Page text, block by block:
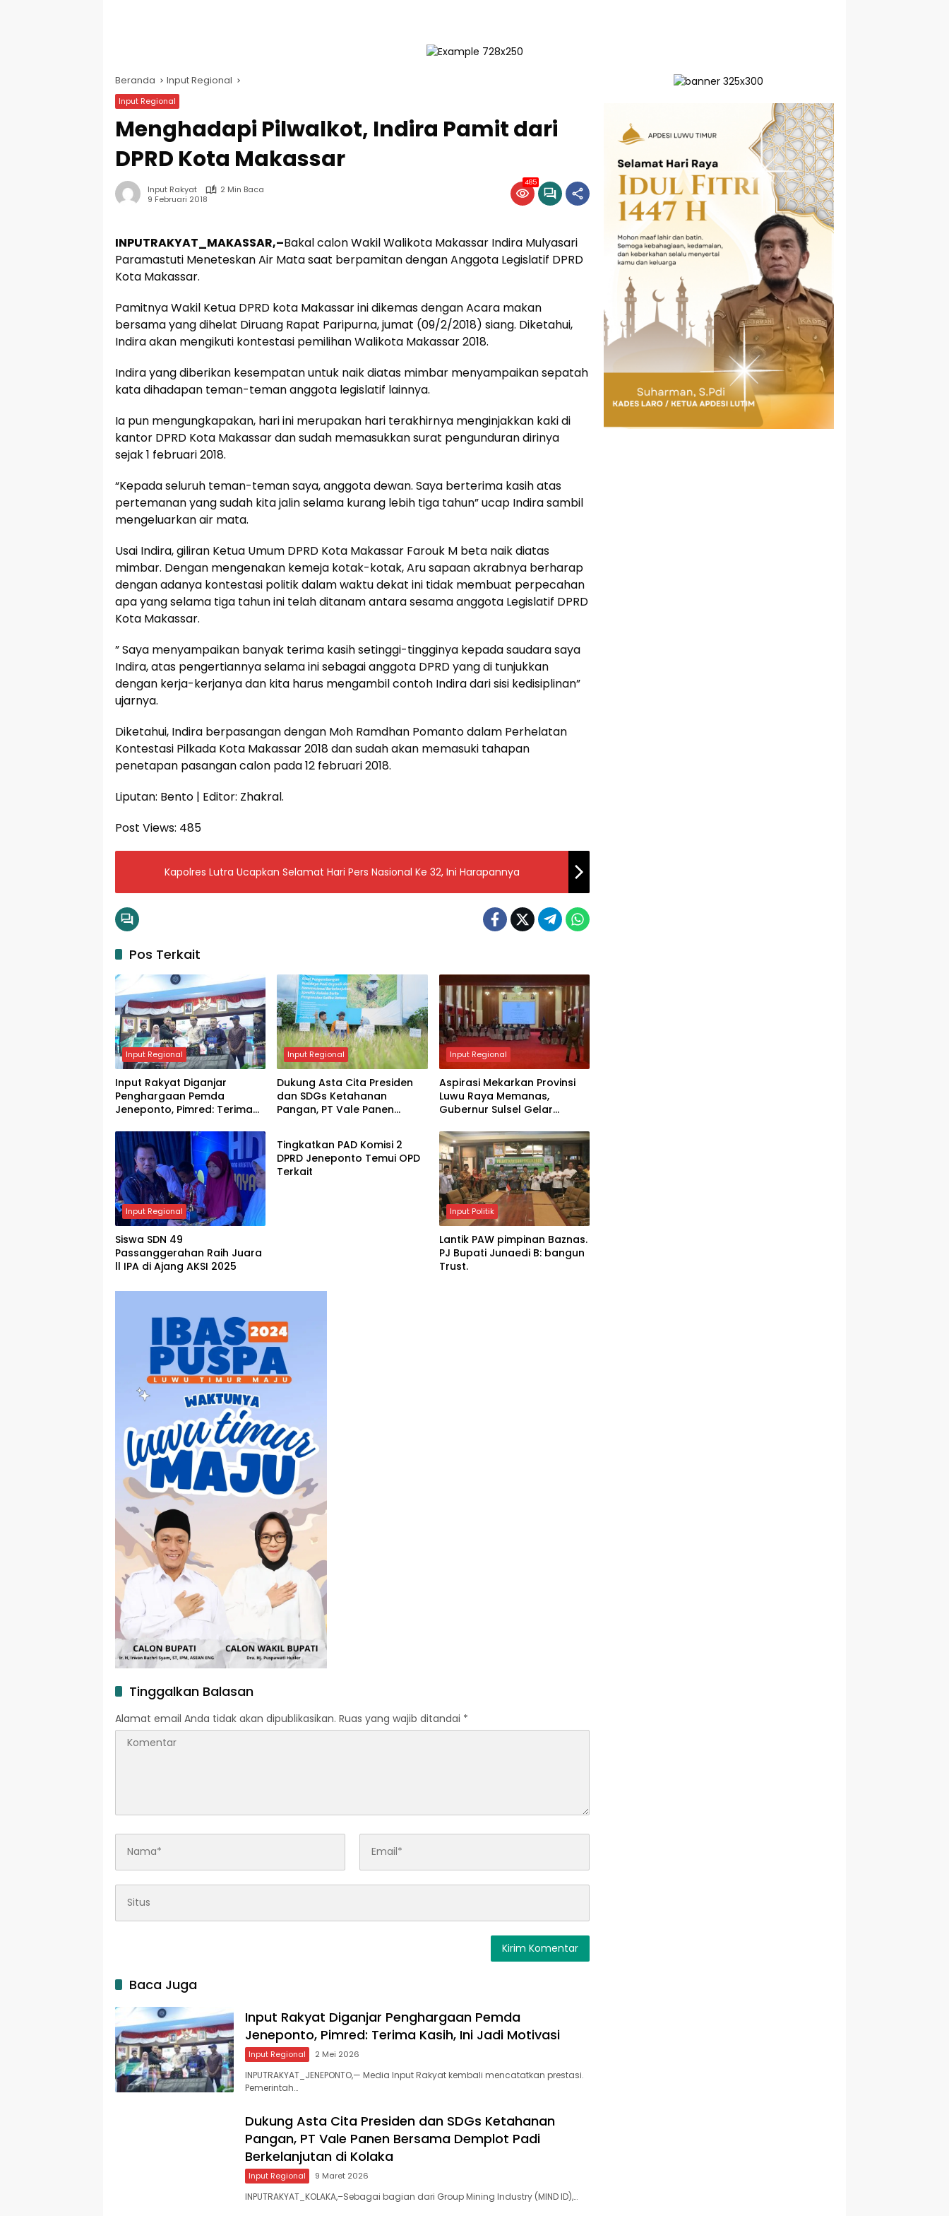
Beranda Input Regional
Input Regional
Menghadapi Pilwalkot, Indira Pamit dari
DPRD Kota Makassar
Input Rakyat
2 Min Baca
9 Februari 2018
485
INPUTRAKYAT_MAKASSAR,–Bakal calon Wakil Walikota Makassar Indira Mulyasari
Paramastuti Meneteskan Air Mata saat berpamitan dengan Anggota Legislatif DPRD
Kota Makassar.
Pamitnya Wakil Ketua DPRD kota Makassar ini dikemas dengan Acara makan
bersama yang dihelat Diruang Rapat Paripurna, jumat (09/2/2018) siang. Diketahui,
Indira akan mengikuti kontestasi pemilihan Walikota Makassar 2018.
Indira yang diberikan kesempatan untuk naik diatas mimbar menyampaikan sepatah
kata dihadapan teman-teman anggota legislatif lainnya.
Ia pun mengungkapakan, hari ini merupakan hari terakhirnya menginjakkan kaki di
kantor DPRD Kota Makassar dan sudah memasukkan surat pengunduran dirinya
sejak 1 februari 2018.
“Kepada seluruh teman-teman saya, anggota dewan. Saya berterima kasih atas
pertemanan yang sudah kita jalin selama kurang lebih tiga tahun” ucap Indira sambil
mengeluarkan air mata.
Usai Indira, giliran Ketua Umum DPRD Kota Makassar Farouk M beta naik diatas
mimbar. Dengan mengenakan kemeja kotak-kotak, Aru sapaan akrabnya berharap
dengan adanya kontestasi politik dalam waktu dekat ini tidak membuat perpecahan
apa yang selama tiga tahun ini telah ditanam antara sesama anggota Legislatif DPRD
Kota Makassar.
” Saya menyampaikan banyak terima kasih setinggi-tingginya kepada saudara saya
Indira, atas pengertiannya selama ini sebagai anggota DPRD yang di tunjukkan
dengan kerja-kerjanya dan kita harus mengambil contoh Indira dari sisi kedisiplinan”
ujarnya.
Diketahui, Indira berpasangan dengan Moh Ramdhan Pomanto dalam Perhelatan
Kontestasi Pilkada Kota Makassar 2018 dan sudah akan memasuki tahapan
penetapan pasangan calon pada 12 februari 2018.
Liputan: Bento | Editor: Zhakral.
Post Views: 485
Kapolres Lutra Ucapkan Selamat Hari Pers Nasional Ke 32, Ini Harapannya
Pos Terkait
Input Regional
Input Rakyat Diganjar
Penghargaan Pemda
Jeneponto, Pimred: Terima
Input Regional
Dukung Asta Cita Presiden
dan SDGs Ketahanan
Pangan, PT Vale Panen
Input Regional
Aspirasi Mekarkan Provinsi
Luwu Raya Memanas,
Gubernur Sulsel Gelar
Daerah
Input Regional
Siswa SDN 49
Passanggerahan Raih Juara
ll IPA di Ajang AKSI 2025
Input Regional
Tingkatkan PAD Komisi 2
DPRD Jeneponto Temui OPD
Terkait
Input Politik
Lantik PAW pimpinan Baznas.
PJ Bupati Junaedi B: bangun
Trust.
Tinggalkan Balasan
Alamat email Anda tidak akan dipublikasikan. Ruas yang wajib ditandai *
Baca Juga
Input Rakyat Diganjar Penghargaan Pemda
Jeneponto, Pimred: Terima Kasih, Ini Jadi Motivasi
Input Regional 2 Mei 2026
INPUTRAKYAT_JENEPONTO,— Media Input Rakyat kembali mencatatkan prestasi.
Pemerintah…
Dukung Asta Cita Presiden dan SDGs Ketahanan
Pangan, PT Vale Panen Bersama Demplot Padi
Berkelanjutan di Kolaka
Input Regional 9 Maret 2026
INPUTRAKYAT_KOLAKA,–Sebagai bagian dari Group Mining Industry (MIND ID),…